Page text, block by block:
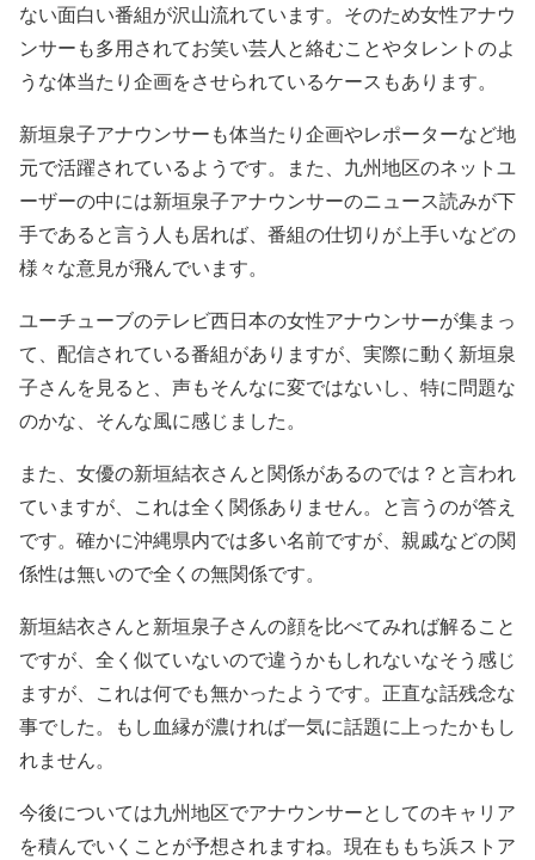
ない面白い番組が沢山流れています。そのため女性アナウ
ンサーも多用されてお笑い芸人と絡むことやタレントのよ
うな体当たり企画をさせられているケースもあります。
新垣泉子アナウンサーも体当たり企画やレポーターなど地
元で活躍されているようです。また、九州地区のネットユ
ーザーの中には新垣泉子アナウンサーのニュース読みが下
手であると言う人も居れば、番組の仕切りが上手いなどの
様々な意見が飛んでいます。
ユーチューブのテレビ西日本の女性アナウンサーが集まっ
て、配信されている番組がありますが、実際に動く新垣泉
子さんを見ると、声もそんなに変ではないし、特に問題な
のかな、そんな風に感じました。
また、女優の新垣結衣さんと関係があるのでは？と言われ
ていますが、これは全く関係ありません。と言うのが答え
です。確かに沖縄県内では多い名前ですが、親戚などの関
係性は無いので全くの無関係です。
新垣結衣さんと新垣泉子さんの顔を比べてみれば解ること
ですが、全く似ていないので違うかもしれないなそう感じ
ますが、これは何でも無かったようです。正直な話残念な
事でした。もし血縁が濃ければ一気に話題に上ったかもし
れません。
今後については九州地区でアナウンサーとしてのキャリア
を積んでいくことが予想されますね。現在ももち浜ストア